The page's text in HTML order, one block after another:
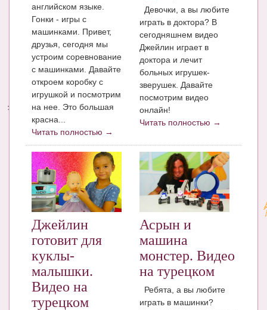
английском языке.
Гонки - игры с
машинками. Привет,
друзья, сегодня мы
устроим соревнование
с машинками. Давайте
откроем коробку с
игрушкой и посмотрим
на нее. Это большая
красна...
Читать полностью →
Девочки, а вы любите
играть в доктора? В
сегодняшнем видео
Джейлин играет в
доктора и лечит
больных игрушек-
зверушек. Давайте
посмотрим видео
онлайн!
Читать полностью →
Джейлин
готовит для
куклы-
малышки.
Видео на
турецком
Асрын и
машина
монстер. Видео
на турецком
Ребята, а вы любите
играть в машинки?